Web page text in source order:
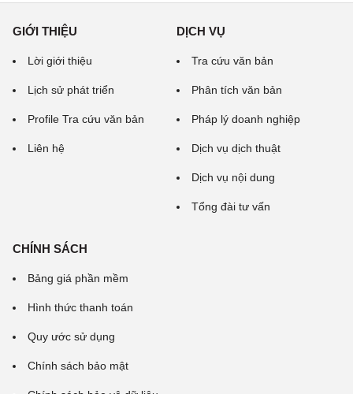
GIỚI THIỆU
Lời giới thiệu
Lịch sử phát triển
Profile Tra cứu văn bản
Liên hệ
DỊCH VỤ
Tra cứu văn bản
Phân tích văn bản
Pháp lý doanh nghiệp
Dịch vụ dịch thuật
Dịch vụ nội dung
Tổng đài tư vấn
CHÍNH SÁCH
Bảng giá phần mềm
Hình thức thanh toán
Quy ước sử dụng
Chính sách bảo mật